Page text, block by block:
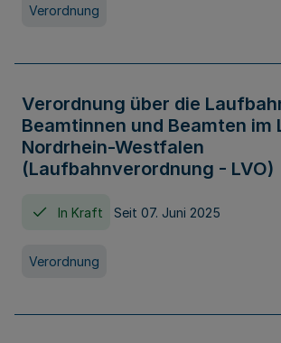
Verordnung
Verordnung über die
Beamtinnen und Beamten im
Nordrhein-Westfalen
(Laufbahnverordnung - LVO)
In Kraft Seit 07. Juni 2025
Verordnung